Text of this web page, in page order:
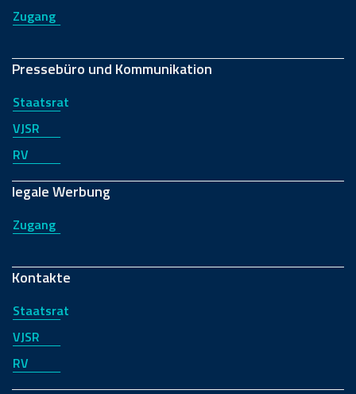
Zugang
Pressebüro und Kommunikation
Staatsrat
VJSR
RV
legale Werbung
Zugang
Kontakte
Staatsrat
VJSR
RV